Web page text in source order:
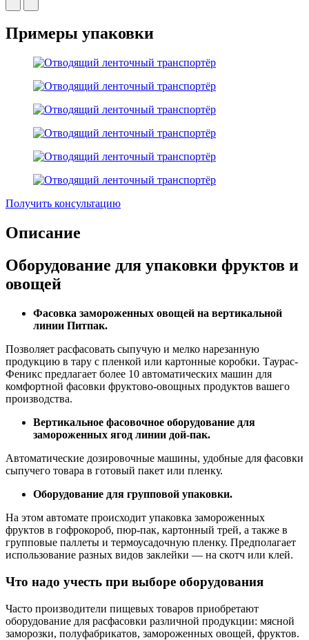
Примеры упаковки
Получить консультацию
Описание
Оборудование для упаковки фруктов и
овощей
Фасовка замороженных овощей на вертикальной
линии Питпак.
Позволяет расфасовать сыпучую и мелко нарезанную
продукцию в тару с пленкой или картонные коробки. Таурас-
Феникс предлагает более 10 автоматических машин для
комфортной фасовки фруктово-овощных продуктов вашего
производства.
Вертикальное фасовочное оборудование для
замороженных ягод линии дой-пак.
Автоматические дозировочные машины, удобные для фасовки
сыпучего товара в готовый пакет или пленку.
Оборудование для групповой упаковки.
На этом автомате происходит упаковка замороженных
фруктов в гофрокороб, пюр-пак, картонный трей, а также в
групповые паллеты и термоусадочную пленку. Предполагает
использование разных видов заклейки — на скотч или клей.
Что надо учесть при выборе оборудования
Часто производители пищевых товаров приобретают
оборудование для расфасовки различной продукции: мясной
заморозки, полуфабрикатов, замороженных овощей, фруктов.